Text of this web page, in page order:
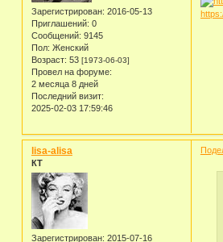
Зарегистрирован: 2016-05-13
Приглашений: 0
Сообщений: 9145
Пол: Женский
Возраст: 53 [1973-06-03]
Провел на форуме:
2 месяца 8 дней
Последний визит:
2025-02-03 17:59:46
lisa-alisa
КТ
Зарегистрирован: 2015-07-16